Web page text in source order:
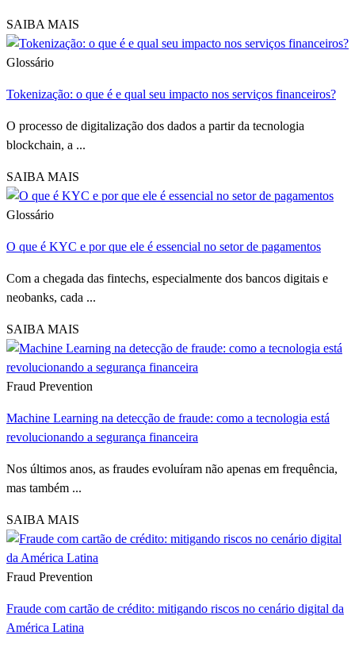
SAIBA MAIS
Glossário
Tokenização: o que é e qual seu impacto nos serviços financeiros?
O processo de digitalização dos dados a partir da tecnologia
blockchain, a ...
SAIBA MAIS
Glossário
O que é KYC e por que ele é essencial no setor de pagamentos
Com a chegada das fintechs, especialmente dos bancos digitais e
neobanks, cada ...
SAIBA MAIS
Fraud Prevention
Machine Learning na detecção de fraude: como a tecnologia está
revolucionando a segurança financeira
Nos últimos anos, as fraudes evoluíram não apenas em frequência,
mas também ...
SAIBA MAIS
Fraud Prevention
Fraude com cartão de crédito: mitigando riscos no cenário digital da
América Latina